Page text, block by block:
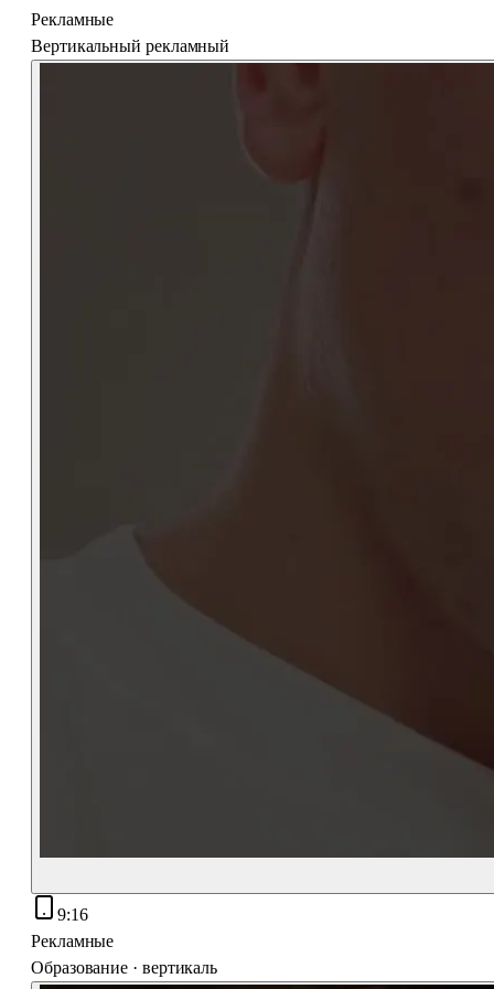
Рекламные
Вертикальный рекламный
9:16
Рекламные
Образование · вертикаль